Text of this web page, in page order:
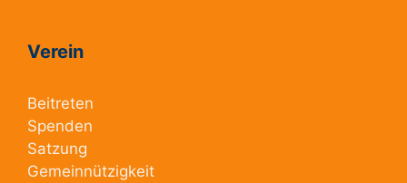
Verein
Beitreten
Spenden
Satzung
Gemeinnützigkeit